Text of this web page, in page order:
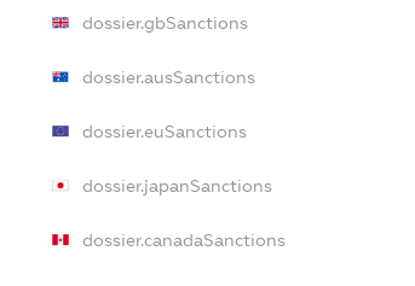
dossier.gbSanctions
dossier.ausSanctions
dossier.euSanctions
dossier.japanSanctions
dossier.canadaSanctions